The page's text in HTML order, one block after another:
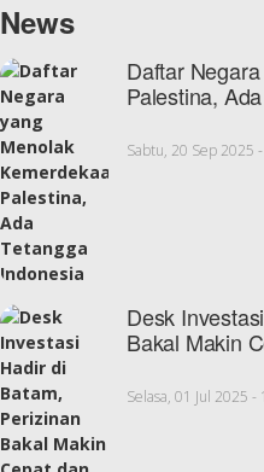
News
Daftar
Palestina,
Sabtu, 20 Sep 2025
Desk
Bakal Makin
Selasa, 01 Jul 2025 -